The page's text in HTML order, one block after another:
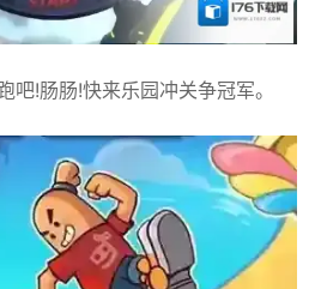
吧!肠肠!快来乐园冲关争冠军。